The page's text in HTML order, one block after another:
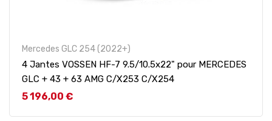
Mercedes GLC 254 (2022+)
4 Jantes VOSSEN HF-7 9.5/10.5x22" pour MERCEDES
GLC + 43 + 63 AMG C/X253 C/X254
Prix
5 196,00 €